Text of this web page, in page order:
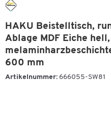
HAKU Beistelltisch,
Ablage MDF Eiche hell,
600 mm
Artikelnummer: 666055-SW81